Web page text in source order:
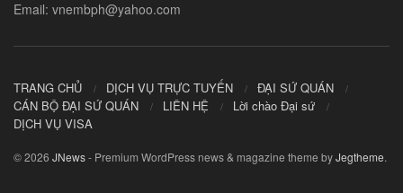
Email: vnembph@yahoo.com​
TRANG CHỦ DỊCH VỤ TRỰC TUYẾN
ĐẠI SỨ QUÁN
CÁN BỘ ĐẠI SỨ QUÁN
LIÊN HỆ
Lời chào Đại sứ
DỊCH VỤ VISA
© 2026 JNews- Premium WordPress news & magazine theme byJegtheme.